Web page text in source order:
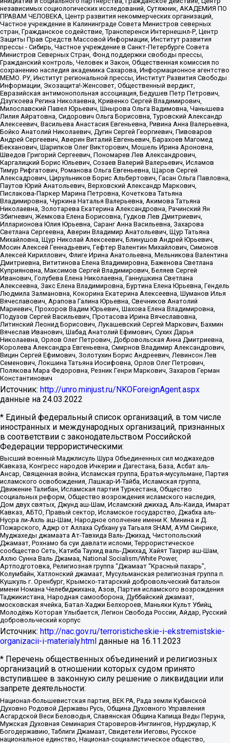
независимых социологических исследований, Сутяжник, АКАДЕМИЯ ПО
ПРАВАМ ЧЕЛОВЕКА, Центр развития некоммерческих организаций,
Частное учреждение в Калининграде Совета Министров северных
стран, Гражданское содействие, Трансперенси Интернешнл-Р, Центр
Защиты Прав Средств Массовой Информации, Институт развития
прессы - Сибирь, Частное учреждение в Санкт-Петербурге Совета
Министров Северных Стран, Фонд поддержки свободы прессы,
Гражданский контроль, Человек и Закон, Общественная комиссия по
сохранению наследия академика Сахарова, Информационное агентство
МЕМО. РУ, Институт региональной прессы, Институт Развития Свободы
Информации, Экозащита!-Женсовет, Общественный вердикт,
Евразийская антимонопольная ассоциация, Бедушев Петр Петрович,
Дзугкоева Регина Николаевна, Кривенко Сергей Владимирович,
Милославский Павел Юрьевич, Шнырова Ольга Вадимовна, Чанышева
Лилия Айратовна, Сидорович Ольга Борисовна, Туровский Александр
Алексеевич, Васильева Анастасия Евгеньевна, Ривина Анна Валерьевна,
Бойко Анатолий Николаевич, Дугин Сергей Георгиевич, Пивоваров
Андрей Сергеевич, Аверин Виталий Евгеньевич, Барахоев Магомед
Бекханович, Шарипков Олег Викторович, Мошель Ирина Ароновна,
Шведов Григорий Сергеевич, Пономарев Лев Александрович,
Каргалицкий Борис Юльевич, Созаев Валерий Валерьевич, Исламов
Тимур Рифгатович, Романова Ольга Евгеньевна, Щаров Сергей
Алексадрович, Цирульников Борис Альбертович, Гасан Ольга Павловна,
Паутов Юрий Анатольевич, Верховский Александр Маркович,
Пислакова-Паркер Марина Петровна, Кочеткова Татьяна
Владимировна, Чуркина Наталья Валерьевна, Акимова Татьяна
Николаевна, Золотарева Екатерина Александровна, Рачинский Ян
Збигневич, Жемкова Елена Борисовна, Гудков Лев Дмитриевич,
Илларионова Юлия Юрьевна, Саранг Анна Васильевна, Захарова
Светлана Сергеевна, Аверин Владимир Анатольевич, Щур Татьяна
Михайловна, Щур Николай Алексеевич, Блинушов Андрей Юрьевич,
Мосин Алексей Геннадьевич, Гефтер Валентин Михайлович, Симонов
Алексей Кириллович, Флиге Ирина Анатольевна, Мельникова Валентина
Дмитриевна, Вититинова Елена Владимировна, Баженова Светлана
Куприяновна, Максимов Сергей Владимирович, Беляев Сергей
Иванович, Голубева Елена Николаевна, Ганнушкина Светлана
Алексеевна, Закс Елена Владимировна, Буртина Елена Юрьевна, Гендель
Людмила Залмановна, Кокорина Екатерина Алексеевна, Шуманов Илья
Вячеславович, Арапова Галина Юрьевна, Свечников Анатолий
Мариевич, Прохоров Вадим Юрьевич, Шахова Елена Владимировна,
Подузов Сергей Васильевич, Протасова Ирина Вячеславовна,
Литинский Леонид Борисович, Лукашевский Сергей Маркович, Бахмин
Вячеслав Иванович, Шабад Анатолий Ефимович, Сухих Дарья
Николаевна, Орлов Олег Петрович, Добровольская Анна Дмитриевна,
Королева Александра Евгеньевна, Смирнов Владимир Александрович,
Вицин Сергей Ефимович, Золотухин Борис Андреевич, Левинсон Лев
Семенович, Локшина Татьяна Иосифовна, Орлов Олег Петрович,
Полякова Мара Федоровна, Резник Генри Маркович, Захаров Герман
Константинович
Источник: http://unro.minjust.ru/NKOForeignAgent.aspx
данные на 24.03.2022
* Единый федеральный список организаций, в том числе
иностранных и международных организаций, признанных
в соответствии с законодательством Российской
Федерации террористическими:
Высший военный Маджлисуль Шура Объединенных сил моджахедов
Кавказа, Конгресс народов Ичкерии и Дагестана, База, Асбат аль-
Ансар, Священная война, Исламская группа, Братья-мусульмане, Партия
исламского освобождения, Лашкар-И-Тайба, Исламская группа,
Движение Талибан, Исламская партия Туркестана, Общество
социальных реформ, Общество возрождения исламского наследия,
Дом двух святых, Джунд аш-Шам, Исламский джихад, Аль-Каида, Имарат
Кавказ, АБТО, Правый сектор, Исламское государство, Джабха аль-
Нусра ли-Ахль аш-Шам, Народное ополчение имени К. Минина и Д.
Пожарского, Аджр от Аллаха Субхану уа Тагьаля SHAM, АУМ Синрике,
Муджахеды джамаата Ат-Тавхида Валь-Джихад, Чистопольский
Джамаат, Рохнамо ба суи давлати исломи, Террористическое
сообщество Сеть, Катиба Таухид валь-Джихад, Хайят Тахрир аш-Шам,
Ахлю Сунна Валь Джамаа, National Socialism/White Power,
Артподготовка, Религиозная группа “Джамаат “Красный пахарь”,
Колумбайн, Хатлонский джамаат, Мусульманская религиозная группа п.
Кушкуль г. Оренбург, Крымско-татарский добровольческий батальон
имени Номана Челебиджихана, Азов, Партия исламского возрождения
Таджикистана, Народная самооборона, Дуббайский джамаат,
московская ячейка, Батал-Хаджи Белхороев, Маньяки Культ Убийц,
Молодёжь Которая Улыбается, Легион Свобода России, Айдар, Русский
добровольческий корпус
Источник: http://nac.gov.ru/terroristicheskie-i-ekstremistskie-
organizacii-i-materialy.html данные на 16.11.2023
* Перечень общественных объединений и религиозных
организаций в отношении которых судом принято
вступившее в законную силу решение о ликвидации или
запрете деятельности:
Национал-большевистская партия, ВЕК РА, Рада земли Кубанской
Духовно Родовой Державы Русь, Община Духовного Управления
Асгардской Веси Беловодья, Славянская Община Капища Веды Перуна,
Мужская Духовная Семинария Староверов-Инглингов, Нурджулар, К
Богодержавию, Таблиги Джамаат, Свидетели Иеговы, Русское
национальное единство, Национал-социалистическое общество,